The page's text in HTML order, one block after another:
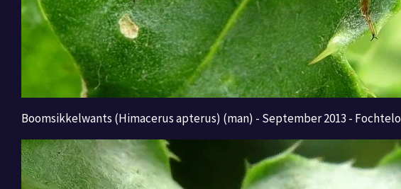
Boomsikkelwants (Himacerus apterus) (man) - September 2013 -